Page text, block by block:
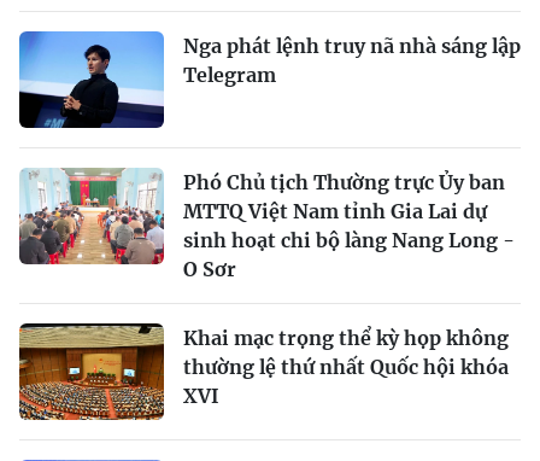
Nga phát lệnh truy nã nhà sáng lập
Telegram
Phó Chủ tịch Thường trực Ủy ban
MTTQ Việt Nam tỉnh Gia Lai dự
sinh hoạt chi bộ làng Nang Long -
O Sơr
Khai mạc trọng thể kỳ họp không
thường lệ thứ nhất Quốc hội khóa
XVI